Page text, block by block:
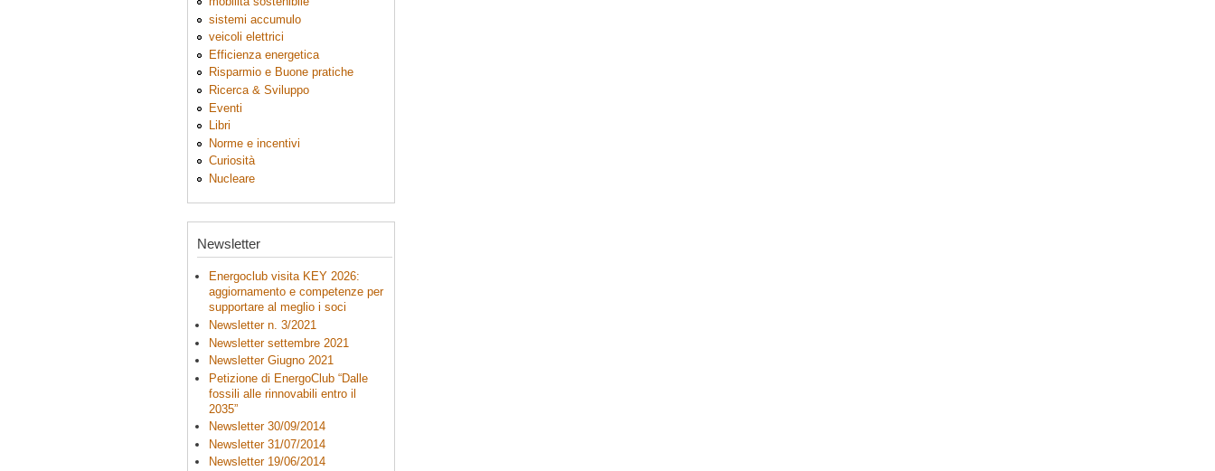
sistemi accumulo
veicoli elettrici
Efficienza energetica
Risparmio e Buone pratiche
Ricerca & Sviluppo
Eventi
Libri
Norme e incentivi
Curiosità
Nucleare
Newsletter
Energoclub visita KEY 2026:
aggiornamento e competenze per
supportare al meglio i soci
Newsletter n. 3/2021
Newsletter settembre 2021
Newsletter Giugno 2021
Petizione di EnergoClub “Dalle
fossili alle rinnovabili entro il
2035”
Newsletter 30/09/2014
Newsletter 31/07/2014
Newsletter 19/06/2014